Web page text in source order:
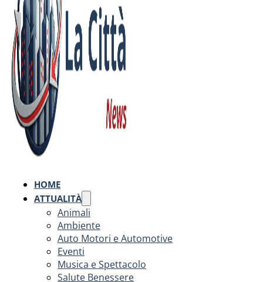
HOME
ATTUALITÀ
Animali
Ambiente
Auto Motori e Automotive
Eventi
Musica e Spettacolo
Salute Benessere